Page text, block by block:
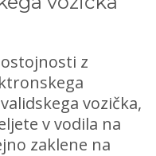
z
vozička,
v vodila na
zaklene na